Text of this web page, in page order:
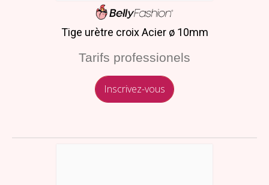
Tige urètre croix Acier ø 10mm
Tarifs professionels
Inscrivez-vous